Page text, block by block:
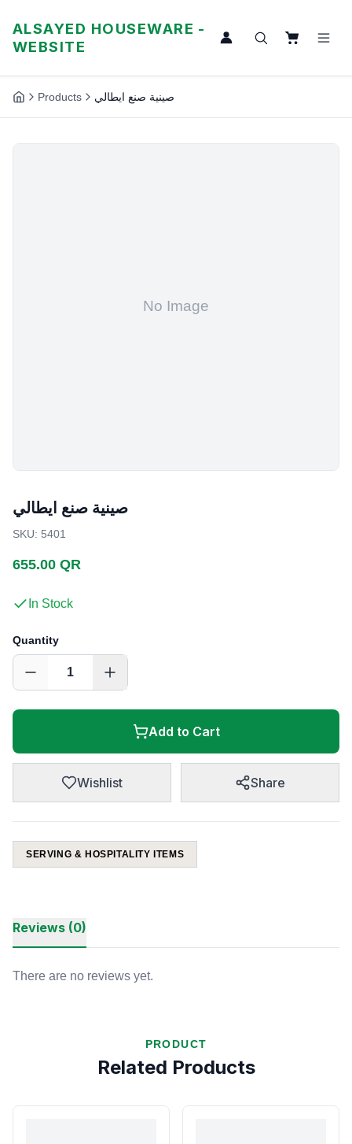
ALSAYED HOUSEWARE -
WEBSITE
Products صينية صنع ايطالي
صينية صنع ايطالي
SKU: 5401
655.00 QR
In Stock
Quantity
1
Add to Cart
Wishlist Share
SERVING & HOSPITALITY ITEMS
Reviews (0)
There are no reviews yet.
PRODUCT
Related Products